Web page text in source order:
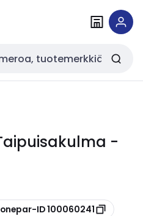
-
ID 100060241